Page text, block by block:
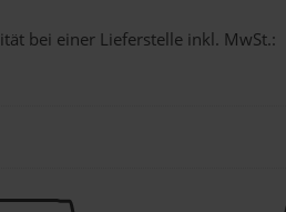
bei einer Lieferstelle inkl. MwSt.: